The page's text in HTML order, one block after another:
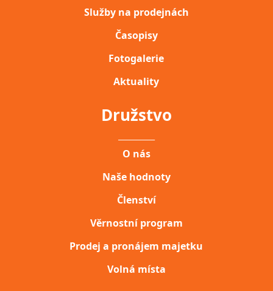
Služby na prodejnách
Časopisy
Fotogalerie
Aktuality
Družstvo
O nás
Naše hodnoty
Členství
Věrnostní program
Prodej a pronájem majetku
Volná místa